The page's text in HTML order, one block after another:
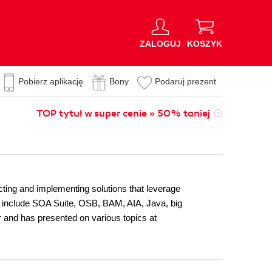
ZALOGUJ KOSZYK
Pobierz aplikację Bony Podaruj prezent
TOP tytuł w super cenie » 50% taniej
and implementing solutions that leverage
SOA Suite, OSB, BAM, AIA, Java, big
has presented on various topics at